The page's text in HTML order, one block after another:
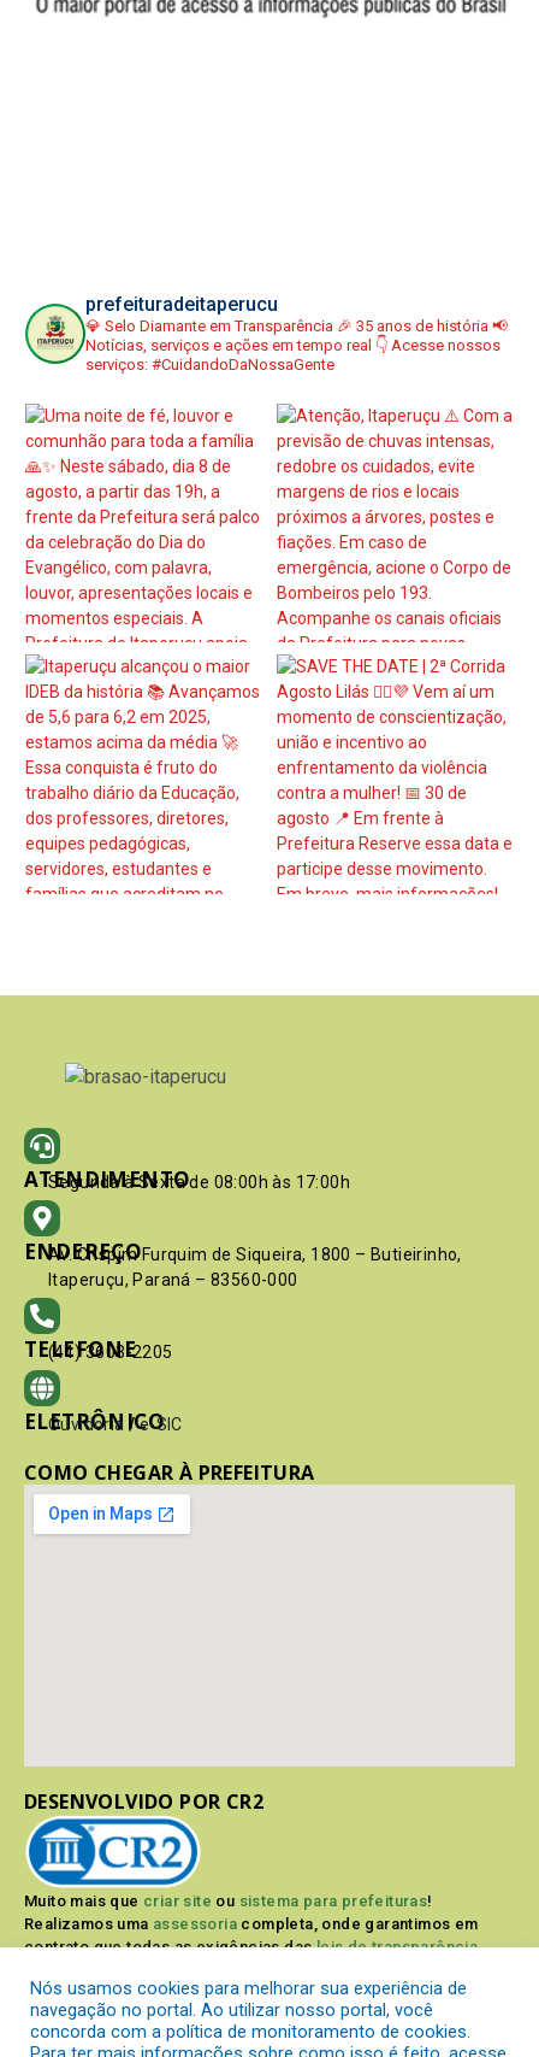
prefeituradeitaperucu
💎 Selo Diamante em Transparência 🎉 35 anos de história 📢
Notícias, serviços e ações em tempo real 👇 Acesse nossos
serviços: #CuidandoDaNossaGente
ATENDIMENTO
Segunda à Sexta de 08:00h às 17:00h
ENDEREÇO
Av. Crispim Furquim de Siqueira, 1800 – Butieirinho,
Itaperuçu, Paraná – 83560-000
TELEFONE
(41) 3603-2205
ELETRÔNICO
Ouvidoria / e-SIC
COMO CHEGAR À PREFEITURA
DESENVOLVIDO POR CR2
Muito mais que criar site ou sistema para prefeituras!
Realizamos uma assessoria completa, onde garantimos em
contrato que todas as exigências dasleis de transparência
Conheça oPNTPe oRadar da Transparência Pública
Nós usamos cookies para melhorar sua experiência de
navegação no portal. Ao utilizar nosso portal, você
concorda com a política de monitoramento de cookies.